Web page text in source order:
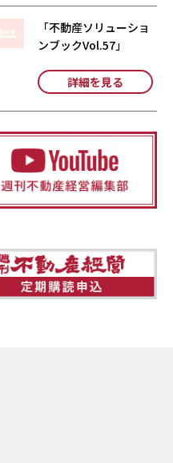
「不動産ソリューショ
ンブックVol.57」
詳細を見る